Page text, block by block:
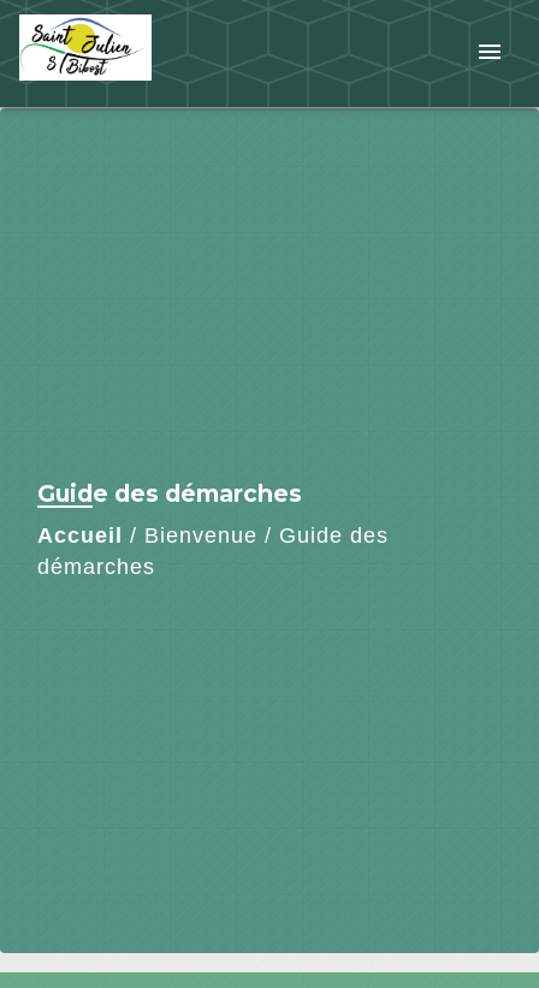
menu
Guide des démarches
Accueil / Bienvenue / Guide des
démarches